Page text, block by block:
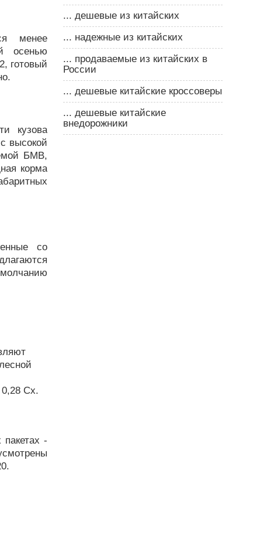
менее
осенью
готовый
кузова
высокой
БМВ,
корма
со
0,28 Сх.
-
... дешевые из китайских
... надежные из китайских
... продаваемые из китайских в
России
... дешевые китайские кроссоверы
... дешевые китайские
внедорожники